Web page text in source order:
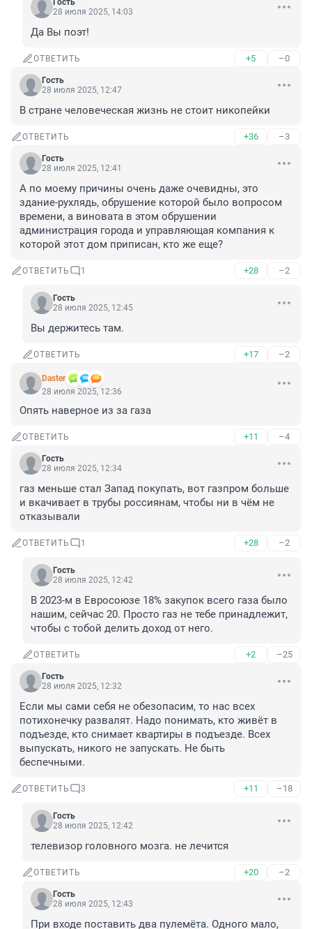
Гость
28 июля 2025, 14:03
Да Вы поэт!
ОТВЕТИТЬ +5 –0
Гость
28 июля 2025, 12:47
В стране человеческая жизнь не стоит никопейки
ОТВЕТИТЬ +36 –3
Гость
28 июля 2025, 12:41
А по моему причины очень даже очевидны, это
здание-рухлядь, обрушение которой было вопросом
времени, а виновата в этом обрушении
администрация города и управляющая компания к
которой этот дом приписан, кто же еще?
ОТВЕТИТЬ 1 +28 –2
Гость
28 июля 2025, 12:45
Вы держитесь там.
ОТВЕТИТЬ +17 –2
Daster
28 июля 2025, 12:36
Опять наверное из за газа
ОТВЕТИТЬ +11 –4
Гость
28 июля 2025, 12:34
газ меньше стал Запад покупать, вот газпром больше
и вкачивает в трубы россиянам, чтобы ни в чём не
отказывали
ОТВЕТИТЬ 1 +28 –2
Гость
28 июля 2025, 12:42
В 2023-м в Евросоюзе 18% закупок всего газа было
нашим, сейчас 20. Просто газ не тебе принадлежит,
чтобы с тобой делить доход от него.
ОТВЕТИТЬ +2 –25
Гость
28 июля 2025, 12:32
Если мы сами себя не обезопасим, то нас всех
потихонечку развалят. Надо понимать, кто живёт в
подъезде, кто снимает квартиры в подъезде. Всех
выпускать, никого не запускать. Не быть
беспечными.
ОТВЕТИТЬ 3 +11 –18
Гость
28 июля 2025, 12:42
телевизор головного мозга. не лечится
ОТВЕТИТЬ +20 –2
Гость
28 июля 2025, 12:43
При входе поставить два пулемёта. Одного мало,